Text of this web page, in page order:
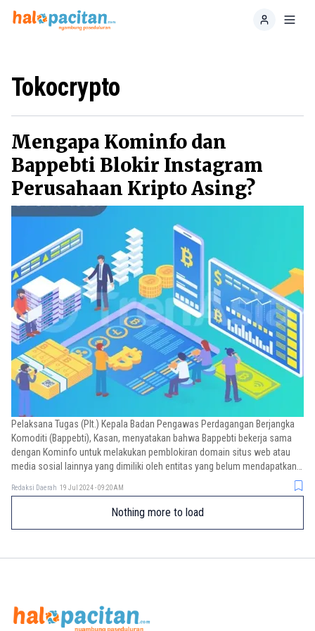
Home
Tokocrypto
Mengapa Kominfo dan
Bappebti Blokir Instagram
Perusahaan Kripto Asing?
Pelaksana Tugas (Plt.) Kepala Badan Pengawas Perdagangan Berjangka
Komoditi (Bappebti), Kasan, menyatakan bahwa Bappebti bekerja sama
dengan Kominfo untuk melakukan pemblokiran domain situs web atau
media sosial lainnya yang dimiliki oleh entitas yang belum mendapatkan
fisik aset kripto di Indonesia.
Redaksi Daerah 19 Jul 2024 - 09:20AM
Nothing more to load